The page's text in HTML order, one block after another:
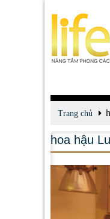
Trang chủ
hoa hậu